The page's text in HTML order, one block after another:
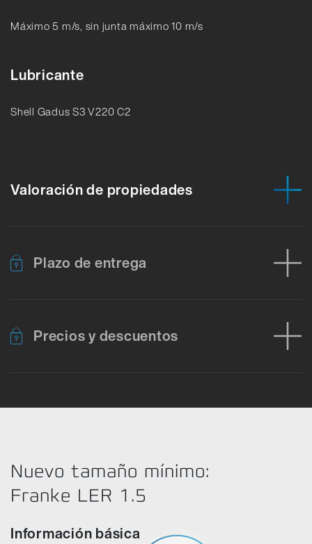
Máximo 5 m/s, sin junta máximo 10 m/s
Lubricante
Shell Gadus S3 V220 C2
Valoración de propiedades
Plazo de entrega
Precios y descuentos
Nuevo tamaño mínimo:
Franke LER 1.5
Información básica